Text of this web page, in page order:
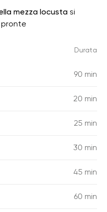
mezza locusta si
pronte
Durata
90 min
20 min
25 min
30 min
45 min
60 min